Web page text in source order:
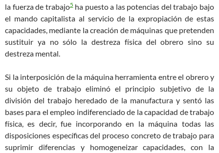
la fuerza de trabajo5ha puesto a las potencias del trabajo bajo
el mando capitalista al servicio de la expropiación de estas
capacidades, mediante la creación de máquinas que pretenden
sustituir ya no sólo la destreza física del obrero sino su
destreza mental.
Si la interposición de la máquina herramienta entre el obrero y
su objeto de trabajo eliminó el principio subjetivo de la
división del trabajo heredado de la manufactura y sentó las
bases para el empleo indiferenciado de la capacidad de trabajo
física, es decir, fue incorporando en la máquina todas las
disposiciones específicas del proceso concreto de trabajo para
suprimir diferencias y homogeneizar capacidades, con la